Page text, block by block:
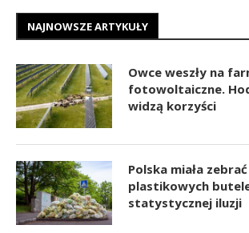
NAJNOWSZE ARTYKUŁY
Owce weszły na
fotowoltaiczne.
widzą korzyści
Polska miała
plastikowych
statystycznej iluzji